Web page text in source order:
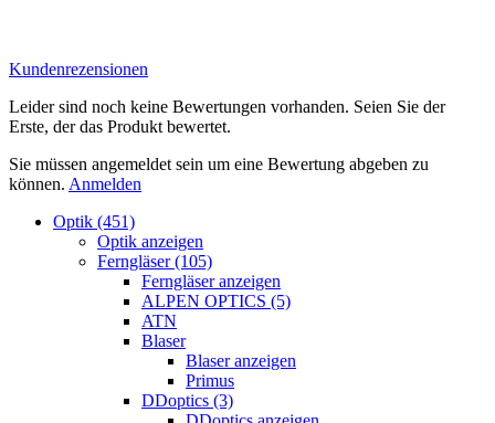
Kundenrezensionen
Leider sind noch keine Bewertungen vorhanden. Seien Sie der
Erste, der das Produkt bewertet.
Sie müssen angemeldet sein um eine Bewertung abgeben zu
können. Anmelden
Optik (451)
Optik anzeigen
Ferngläser (105)
Ferngläser anzeigen
ALPEN OPTICS (5)
ATN
Blaser
Blaser anzeigen
Primus
DDoptics (3)